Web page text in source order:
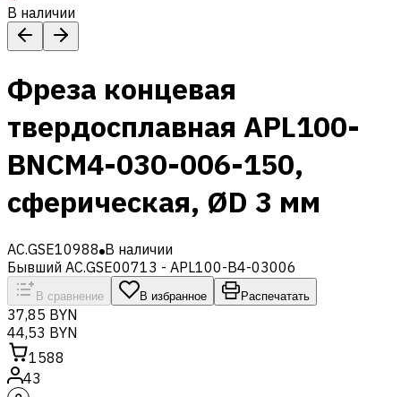
В наличии
Фреза концевая
твердосплавная APL100-
BNCM4-030-006-150,
сферическая, ØD 3 мм
AC.GSE10988 В наличии
Бывший AC.GSE00713 - APL100-B4-03006
В сравнение В избранное Распечатать
37,85 BYN
44,53 BYN
1588
43